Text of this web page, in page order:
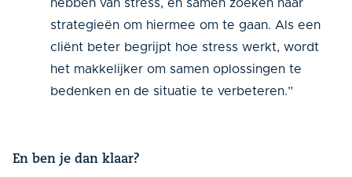
hebben van stress, en samen zoeken naar
strategieën om hiermee om te gaan. Als een
cliënt beter begrijpt hoe stress werkt, wordt
het makkelijker om samen oplossingen te
bedenken en de situatie te verbeteren.”
En ben je dan klaar?